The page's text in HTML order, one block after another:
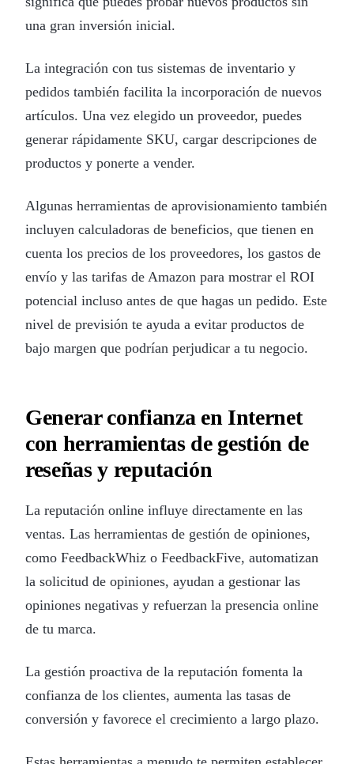
una gran inversión inicial.
La integración con tus sistemas de inventario y
pedidos también facilita la incorporación de nuevos
artículos. Una vez elegido un proveedor, puedes
generar rápidamente SKU, cargar descripciones de
productos y ponerte a vender.
Algunas herramientas de aprovisionamiento también
incluyen calculadoras de beneficios, que tienen en
cuenta los precios de los proveedores, los gastos de
envío y las tarifas de Amazon para mostrar el ROI
potencial incluso antes de que hagas un pedido. Este
nivel de previsión te ayuda a evitar productos de
bajo margen que podrían perjudicar a tu negocio.
Generar confianza en Internet
con herramientas de gestión de
reseñas y reputación
La reputación online influye directamente en las
ventas. Las herramientas de gestión de opiniones,
como FeedbackWhiz o FeedbackFive, automatizan
la solicitud de opiniones, ayudan a gestionar las
opiniones negativas y refuerzan la presencia online
de tu marca.
La gestión proactiva de la reputación fomenta la
confianza de los clientes, aumenta las tasas de
conversión y favorece el crecimiento a largo plazo.